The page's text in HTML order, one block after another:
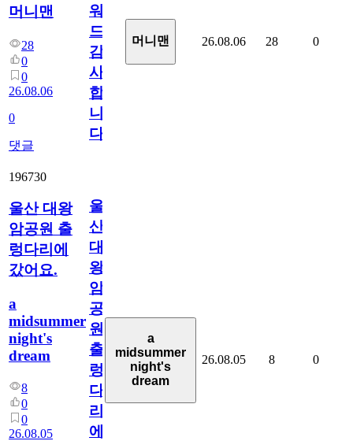
머니맨
28
0
0
26.08.06
0
댓글
워
드
감
사
합
니
다
머니맨 26.08.06 28 0
196730
울산 대왕
암공원 출
렁다리에
갔어요.
a
midsummer
night's
dream
8
0
0
26.08.05
울
산
대
왕
암
공
원
출
렁
다
리
에
a
midsummer
night's
dream
26.08.05 8 0